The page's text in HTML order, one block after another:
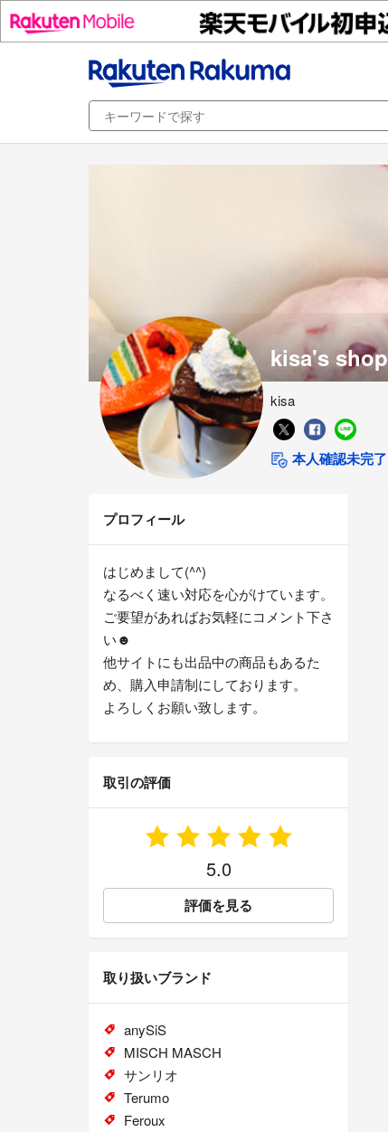
kisa's shop
kisa
本人確認未完了
プロフィール
はじめまして(^^)
なるべく速い対応を心がけています。
ご要望があればお気軽にコメント下さ
い☻
他サイトにも出品中の商品もあるた
め、購入申請制にしております。
よろしくお願い致します。
取引の評価
5.0
評価を見る
取り扱いブランド
anySiS
MISCH MASCH
サンリオ
Terumo
Feroux